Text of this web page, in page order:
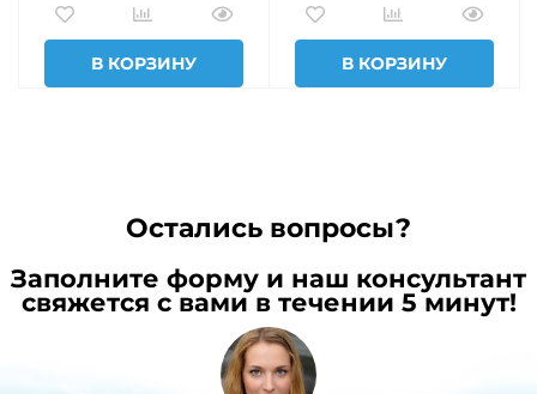
В КОРЗИНУ В КОРЗИНУ
Остались вопросы?
Заполните форму и наш консультант
свяжется с вами в течении 5 минут!